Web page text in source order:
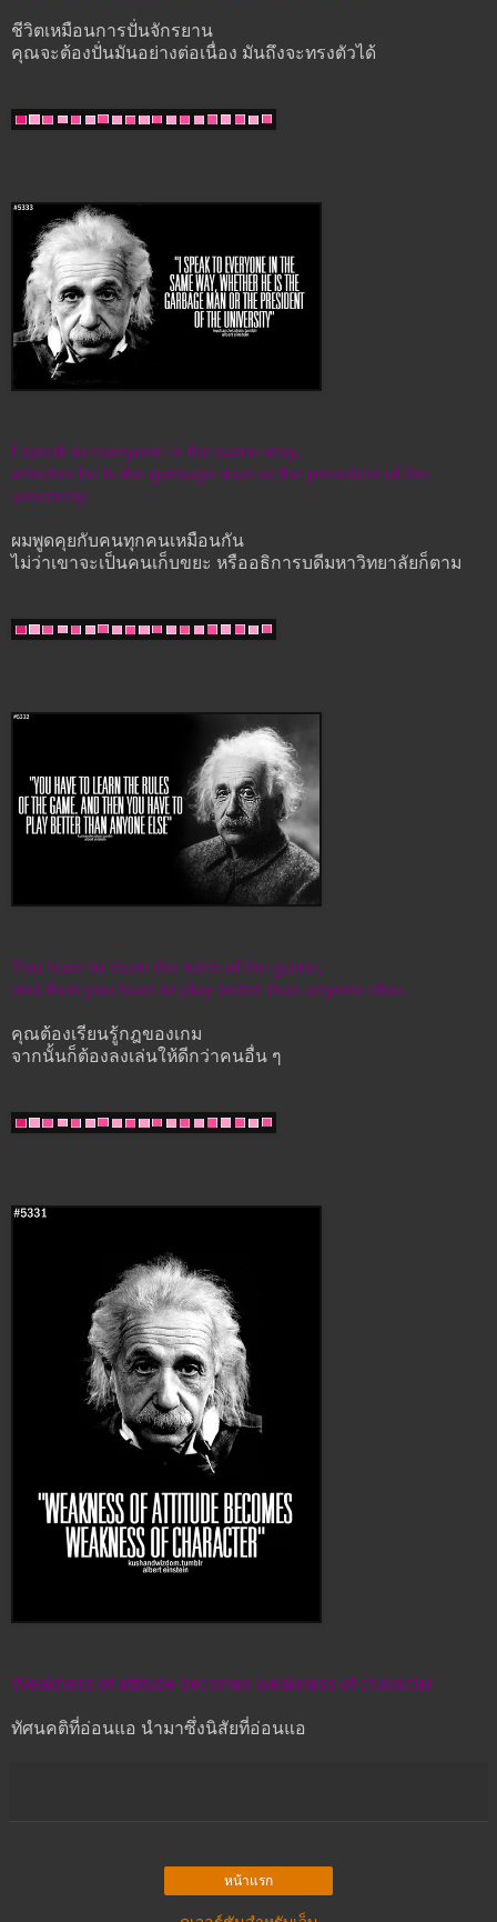
ชีวิตเหมือนการปั่นจักรยาน
คุณจะต้องปั่นมันอย่างต่อเนื่อง มันถึงจะทรงตัวได้
I speak to everyone in the same way,
whether he is the garbage man or the president of the
university.
ผมพูดคุยกับคนทุกคนเหมือนกัน
ไม่ว่าเขาจะเป็นคนเก็บขยะ หรืออธิการบดีมหาวิทยาลัยก็ตาม
You have to learn the rules of the game,
and then you have to play better than anyone else.
คุณต้องเรียนรู้กฎของเกม
จากนั้นก็ต้องลงเล่นให้ดีกว่าคนอื่น ๆ
Weakness of attitude becomes weakness of character.
ทัศนคติที่อ่อนแอ นำมาซึ่งนิสัยที่อ่อนแอ
หน้าแรก